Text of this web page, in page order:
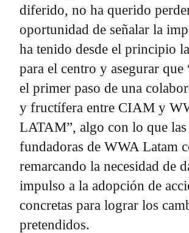
diferido, no ha querido
oportunidad de señalar la
ha tenido desde el principio
para el centro y asegurar que
el primer paso de una
y fructífera entre CIAM y
LATAM”, algo con lo que
fundadoras de WWA Latam
remarcando la necesidad de
impulso a la adopción de
concretas para lograr los
pretendidos.